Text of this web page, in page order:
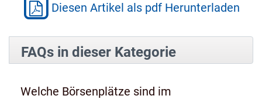
Diesen Artikel als pdf Herunterladen
FAQs in dieser Kategorie
Welche Börsenplätze sind im